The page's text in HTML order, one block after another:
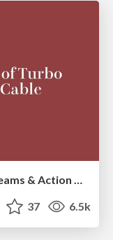
Exploring the Power of Turbo Streams & Action Cable | RailsConf2023
37 6.5k